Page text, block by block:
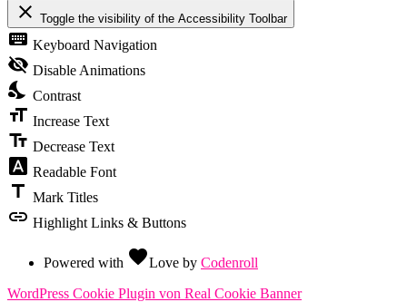
close Toggle the visibility of the Accessibility Toolbar
keyboard Keyboard Navigation
visibility_off Disable Animations
nights_stay Contrast
format_size Increase Text
text_fields Decrease Text
font_download Readable Font
title Mark Titles
link Highlight Links & Buttons
Powered with favoriteLove by Codenroll
WordPress Cookie Plugin von Real Cookie Banner